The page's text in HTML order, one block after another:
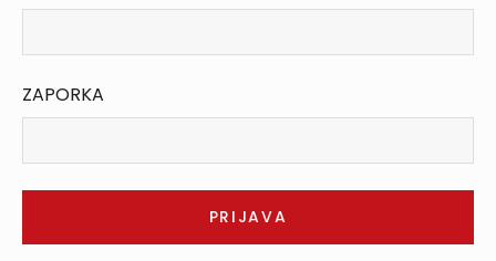
ZAPORKA